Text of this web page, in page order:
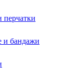
перчатки
и бандажи